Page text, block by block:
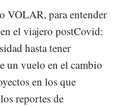
VOLAR, para entender
el viajero postCovid:
hasta tener
un vuelo en el cambio
en los que
reportes de